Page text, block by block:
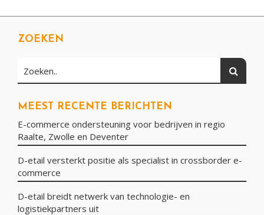
ZOEKEN
Zoeken..
MEEST RECENTE BERICHTEN
E-commerce ondersteuning voor bedrijven in regio
Raalte, Zwolle en Deventer
D-etail versterkt positie als specialist in crossborder e-
commerce
D-etail breidt netwerk van technologie- en
logistiekpartners uit